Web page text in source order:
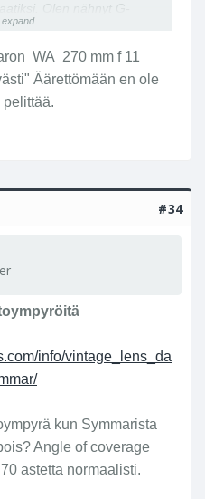
Olen nähnyt G-
joiden terävyys ja
Vastaavasti ei
kun
se vaan on kunnossa
niin kyllähän siinä on
WA 270 mm f 11
Äärettömään en ole
#34
info/vintage_lens_da
kun Symmarista
Angle of coverage
astetta normaalisti.